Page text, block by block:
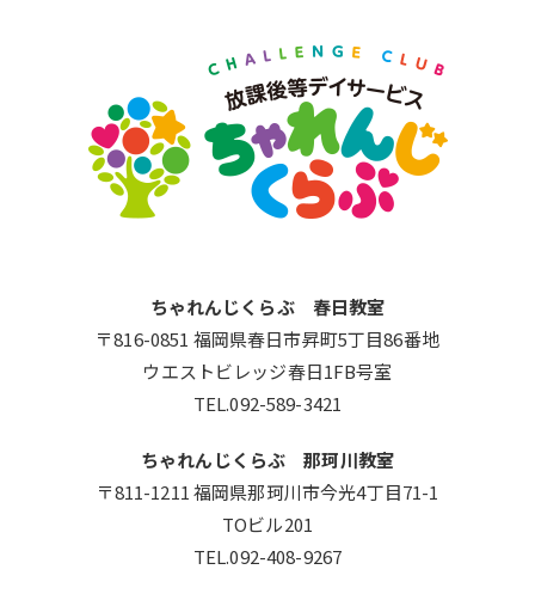
ちゃれんじくらぶ 春日教室
〒816-0851 福岡県春日市昇町5丁目86番地
ウエストビレッジ春日1FB号室
TEL.092-589-3421
ちゃれんじくらぶ 那珂川教室
〒811-1211 福岡県那珂川市今光4丁目71-1
TOビル201
TEL.092-408-9267